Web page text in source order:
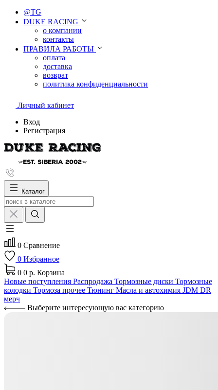
@TG
DUKE RACING
о компании
контакты
ПРАВИЛА РАБОТЫ
оплата
доставка
возврат
политика конфиденциальности
Личный кабинет
Вход
Регистрация
Каталог
0 Сравнение
0 Избранное
0 0 р. Корзина
Новые поступления Распродажа Тормозные диски Тормозные
колодки Тормоза прочее Тюнинг Масла и автохимия JDM DR
мерч
Выберите интересующую вас категорию